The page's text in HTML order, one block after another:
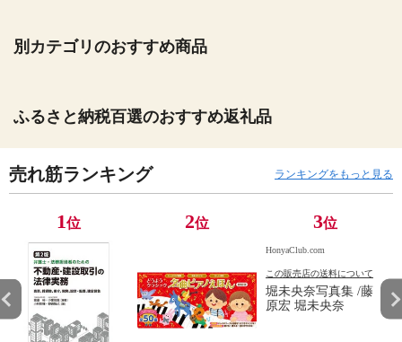
別カテゴリのおすすめ商品
ふるさと納税百選のおすすめ返礼品
売れ筋ランキング ランキングをもっと見る
1位 2位 3位
HonyaClub.com
この販売店の送料について
堀未央奈写真集 /藤
原宏 堀未央奈